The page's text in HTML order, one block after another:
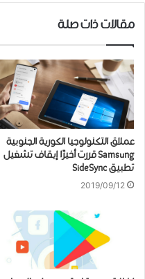
مقالات ذات صلة
عملاق التكنولوجيا الكورية الجنوبية
Samsung قررت أخيرًا إيقاف تشغيل
تطبيق SideSync
2019/09/12